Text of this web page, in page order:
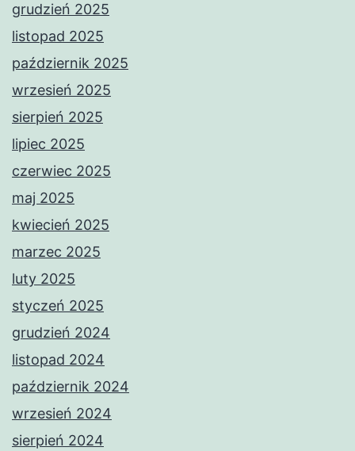
grudzień 2025
listopad 2025
październik 2025
wrzesień 2025
sierpień 2025
lipiec 2025
czerwiec 2025
maj 2025
kwiecień 2025
marzec 2025
luty 2025
styczeń 2025
grudzień 2024
listopad 2024
październik 2024
wrzesień 2024
sierpień 2024